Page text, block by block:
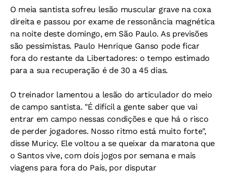
O meia santista sofreu lesão muscular grave na coxa
direita e passou por exame de ressonância magnética
na noite deste domingo, em São Paulo. As previsões
são pessimistas. Paulo Henrique Ganso pode ficar
fora do restante da Libertadores: o tempo estimado
para a sua recuperação é de 30 a 45 dias.
O treinador lamentou a lesão do articulador do meio
de campo santista. "É difícil a gente saber que vai
entrar em campo nessas condições e que há o risco
de perder jogadores. Nosso ritmo está muito forte",
disse Muricy. Ele voltou a se queixar da maratona que
o Santos vive, com dois jogos por semana e mais
viagens para fora do País, por disputar